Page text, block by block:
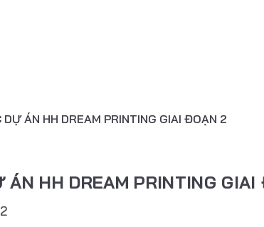
DỰ ÁN HH DREAM PRINTING GIAI ĐOẠN 2
ÁN HH DREAM PRINTING GIAI